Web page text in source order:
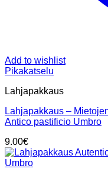
Add to wishlist
Pikakatselu
Lahjapakkaus
Lahjapakkaus –
Antico pastificio Umbro
9.00€